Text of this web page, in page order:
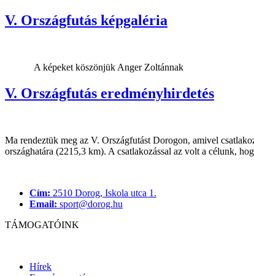
V. Országfutás képgaléria
A képeket köszönjük Anger Zoltánnak
V. Országfutás eredményhirdetés
Ma rendeztük meg az V. Országfutást Dorogon, amivel
országhatára (2215,3 km). A csatlakozással az volt a célunk,
Cím: 2510 Dorog, Iskola utca 1.
Email: sport@dorog.hu
TÁMOGATÓINK
Hírek